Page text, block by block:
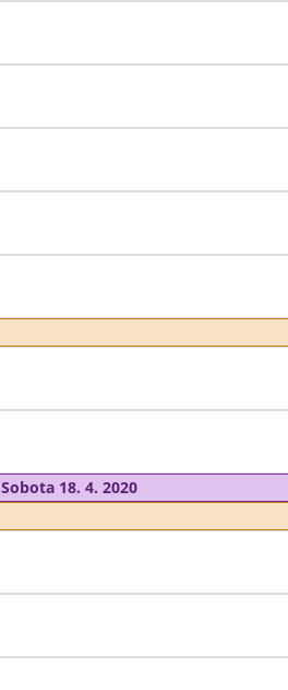
Sobota 18. 4. 2020